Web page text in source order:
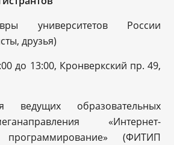
университетов России
друзья)
до 13:00, Кронверкский пр. 49,
ведущих образовательных
«Интернет-
(ФИТИП